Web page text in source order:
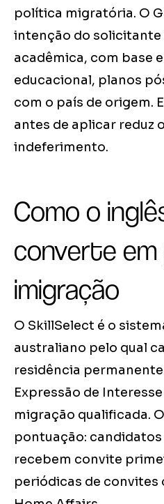
política migratória. O
intenção do solicitante
acadêmica, com base
educacional, planos
com o país de origem.
antes de aplicar reduz
indeferimento.
Como o
converte
imigração
O SkillSelect é o
australiano pelo qual
residência
Expressão de
migração qualificada.
pontuação:
recebem convite
periódicas de convites